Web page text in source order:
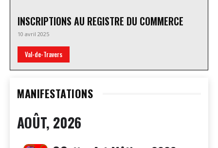
INSCRIPTIONS AU REGISTRE DU COMMERCE
10 avril 2025
Val-de-Travers
MANIFESTATIONS
AOÛT, 2026